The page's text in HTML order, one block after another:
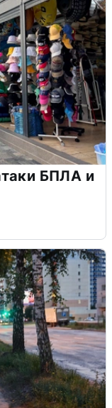
БПЛА и